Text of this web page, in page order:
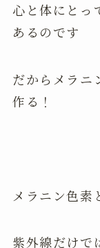
心と体にとっ
あるのです
だからメラニ
作る！
メラニン色素
紫外線だけで